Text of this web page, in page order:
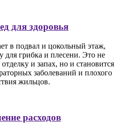
для здоровья
в подвал и цокольный этаж,
для грибка и плесени. Это не
и запах, но и становится
заболеваний и плохого
жильцов.
расходов